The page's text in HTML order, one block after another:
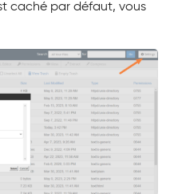
caché par défaut, vous